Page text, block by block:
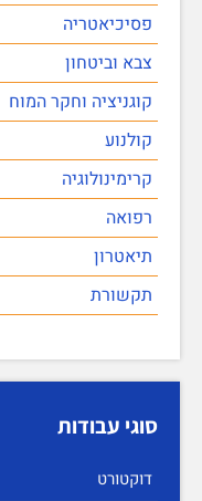
פסיכיאטריה
צבא וביטחון
קוגניציה וחקר המוח
קולנוע
קרימינולוגיה
רפואה
תיאטרון
תקשורת
סוגי עבודות
דוקטורט